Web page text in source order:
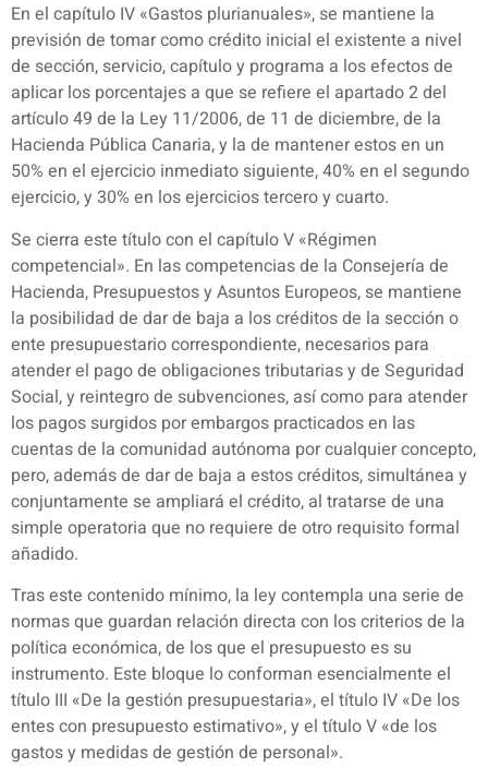
En el capítulo IV «Gastos plurianuales», se mantiene la
previsión de tomar como crédito inicial el existente a nivel
de sección, servicio, capítulo y programa a los efectos de
aplicar los porcentajes a que se refiere el apartado 2 del
artículo 49 de la Ley 11/2006, de 11 de diciembre, de la
Hacienda Pública Canaria, y la de mantener estos en un
50% en el ejercicio inmediato siguiente, 40% en el segundo
ejercicio, y 30% en los ejercicios tercero y cuarto.
Se cierra este título con el capítulo V «Régimen
competencial». En las competencias de la Consejería de
Hacienda, Presupuestos y Asuntos Europeos, se mantiene
la posibilidad de dar de baja a los créditos de la sección o
ente presupuestario correspondiente, necesarios para
atender el pago de obligaciones tributarias y de Seguridad
Social, y reintegro de subvenciones, así como para atender
los pagos surgidos por embargos practicados en las
cuentas de la comunidad autónoma por cualquier concepto,
pero, además de dar de baja a estos créditos, simultánea y
conjuntamente se ampliará el crédito, al tratarse de una
simple operatoria que no requiere de otro requisito formal
añadido.
Tras este contenido mínimo, la ley contempla una serie de
normas que guardan relación directa con los criterios de la
política económica, de los que el presupuesto es su
instrumento. Este bloque lo conforman esencialmente el
título III «De la gestión presupuestaria», el título IV «De los
entes con presupuesto estimativo», y el título V «de los
gastos y medidas de gestión de personal».